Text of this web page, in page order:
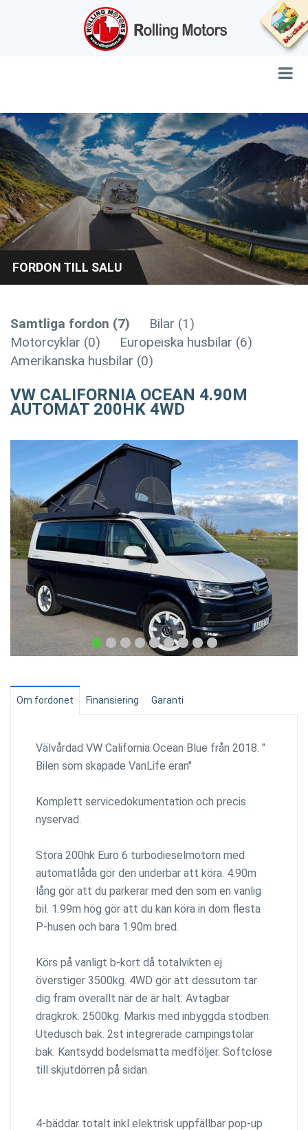
FORDON TILL SALU
Samtliga fordon (7)
Bilar (1)
Motorcyklar (0)
Europeiska husbilar (6)
Amerikanska husbilar (0)
VW CALIFORNIA OCEAN 4.90M
AUTOMAT 200HK 4WD
Om fordonet Finansiering Garanti
Välvårdad VW California Ocean Blue från 2018. "
Bilen som skapade VanLife eran"
Komplett servicedokumentation och precis
nyservad.
Stora 200hk Euro 6 turbodieselmotorn med
automatlåda gör den underbar att köra. 4.90m
lång gör att du parkerar med den som en vanlig
bil. 1.99m hög gör att du kan köra in dom flesta
P-husen och bara 1.90m bred.
Körs på vanligt b-kort då totalvikten ej
överstiger 3500kg. 4WD gör att dessutom tar
dig fram överallt när de är halt. Avtagbar
dragkrok: 2500kg. Markis med inbyggda stödben.
Utedusch bak. 2st integrerade campingstolar
bak. Kantsydd bodelsmatta medföljer. Softclose
till skjutdörren på sidan.
4-bäddar totalt inkl elektrisk uppfällbar pop-up